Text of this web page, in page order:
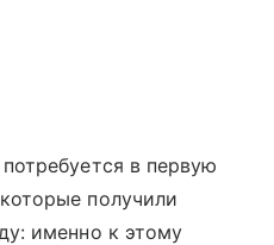
в первую
получили
именно к этому